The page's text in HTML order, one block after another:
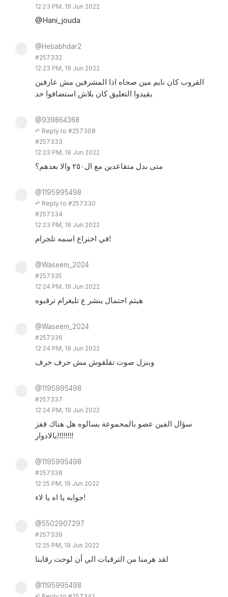
12:23 PM, 19 Jun 2022
@Hani_jouda
@Hebabhdar2
#257332
12:23 PM, 19 Jun 2022
القروب كان نايم مين صحاه اذا المشرفين مش عارفين
يقيدوا التعليق كان بلاش استضافوا حد
@939864368
↶ Reply to #257308
#257333
12:23 PM, 19 Jun 2022
متى بدل متقاعدين مع ال٢٥٠ والا بعدهم؟
@1195995498
↶ Reply to #257330
#257334
12:23 PM, 19 Jun 2022
في اختراع اسمه تلجرام!
@Waseem_2024
#257335
12:24 PM, 19 Jun 2022
هيثم احتمال ينشر ع تليغرام ترقبوه
@Waseem_2024
#257336
12:24 PM, 19 Jun 2022
وبنزل صوت تقلقوش مش حرف حرف
@1195995498
#257337
12:24 PM, 19 Jun 2022
سؤال الفين عضو بالمحموعة بسالوه هل هناك قفز
بالادوار!!!!!!!!
@1195995498
#257338
12:25 PM, 19 Jun 2022
جوابه يا اه يا لاء!
@5502907297
#257339
12:25 PM, 19 Jun 2022
لقد هرمنا من الترقبات الي أن لوحت رقابنا
@1195995498